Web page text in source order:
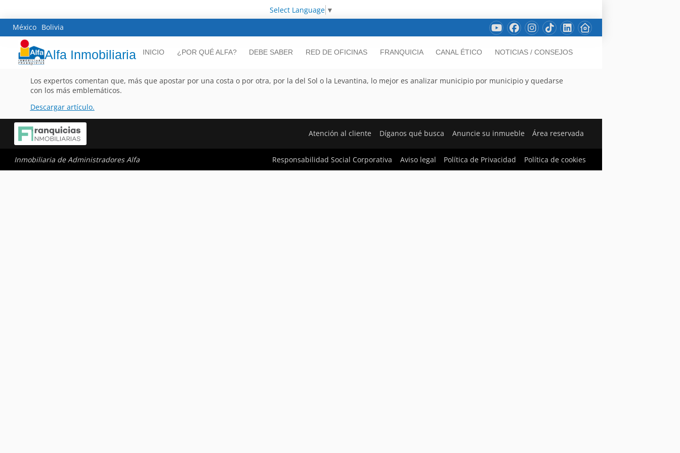
Select Language ▼
México Bolivia
Alfa Inmobiliaria INICIO ¿POR QUÉ ALFA? DEBE SABER RED DE OFICINAS FRANQUICIA CANAL ÉTICO NOTICIAS / CONSEJOS
Los expertos comentan que, más que apostar por una costa o por otra, por la del Sol o la Levantina, lo mejor es analizar municipio por municipio y quedarse
con los más emblemáticos.
Descargar artículo.
Atención al cliente Díganos qué busca Anuncie su inmueble Área reservada
Inmobiliaria de Administradores Alfa Responsabilidad Social Corporativa Aviso legal Política de Privacidad Política de cookies